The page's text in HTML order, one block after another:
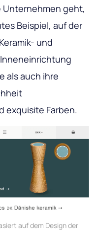
Unternehmen geht,
Beispiel, auf der
und
als auch ihre
exquisite Farben.
auf dem Design der